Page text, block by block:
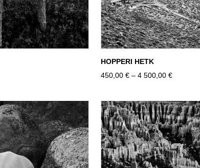
HOPPERI HETK
450,00 € –4 500,00 €